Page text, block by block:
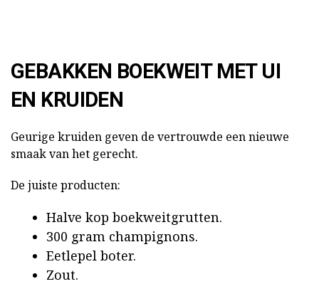
GEBAKKEN BOEKWEIT MET UI
EN KRUIDEN
Geurige kruiden geven de vertrouwde een nieuwe
smaak van het gerecht.
De juiste producten:
Halve kop boekweitgrutten.
300 gram champignons.
Eetlepel boter.
Zout.